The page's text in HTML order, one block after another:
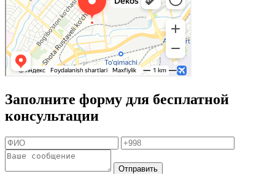
Заполните форму для бесплатной
консультации
Отправить